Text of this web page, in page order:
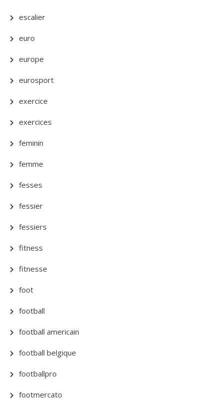
escalier
euro
europe
eurosport
exercice
exercices
feminin
femme
fesses
fessier
fessiers
fitness
fitnesse
foot
football
football americain
football belgique
footballpro
footmercato